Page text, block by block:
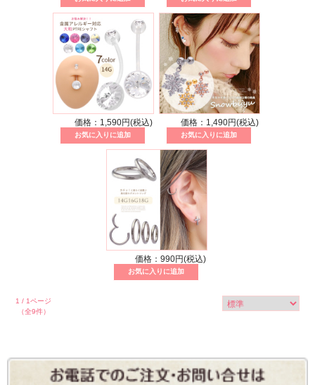
価格：1,590円(税込) 価格：1,490円(税込)
価格：990円(税込)
1 / 1ページ
（全9件）